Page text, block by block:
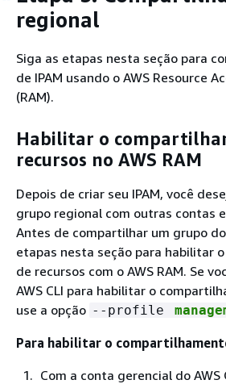
regional
Siga as etapas nesta seção para
de IPAM usando o AWS Resource
(RAM).
Habilitar o
recursos no AWS RAM
Depois de criar seu IPAM, você
grupo regional com outras contas
Antes de compartilhar um grupo do
etapas nesta seção para habilitar
de recursos com o AWS RAM. Se
AWS CLI para habilitar o
use a opção --profile
Para habilitar o
Com a conta gerencial do